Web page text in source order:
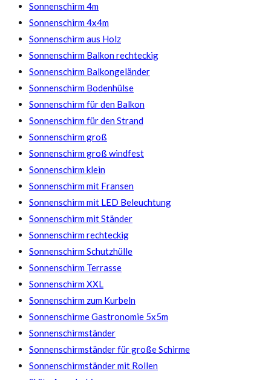
Sonnenschirm 4m
Sonnenschirm 4x4m
Sonnenschirm aus Holz
Sonnenschirm Balkon rechteckig
Sonnenschirm Balkongeländer
Sonnenschirm Bodenhülse
Sonnenschirm für den Balkon
Sonnenschirm für den Strand
Sonnenschirm groß
Sonnenschirm groß windfest
Sonnenschirm klein
Sonnenschirm mit Fransen
Sonnenschirm mit LED Beleuchtung​
Sonnenschirm mit Ständer
Sonnenschirm rechteckig
Sonnenschirm Schutzhülle
Sonnenschirm Terrasse
Sonnenschirm XXL
Sonnenschirm zum Kurbeln
Sonnenschirme Gastronomie 5x5m
Sonnenschirmständer
Sonnenschirmständer für große Schirme
Sonnenschirmständer mit Rollen